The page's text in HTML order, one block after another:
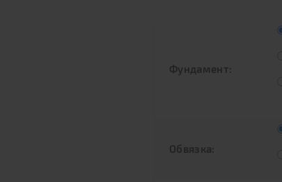
Фундамент:
Обвязка: